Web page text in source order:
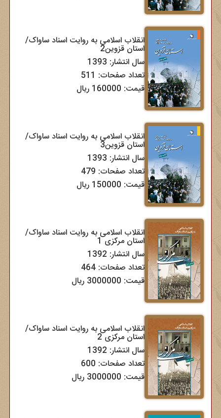
انقلاب اسلامی به روایت اسناد ساواک/
استان قزوین2
سال انتشار: 1393
تعداد صفحات: 511
قیمت: 160000 ریال
انقلاب اسلامی به روایت اسناد ساواک/
استان قزوین3
سال انتشار: 1393
تعداد صفحات: 479
قیمت: 150000 ریال
انقلاب اسلامی به روایت اسناد ساواک/
استان مرکزی 1
سال انتشار: 1392
تعداد صفحات: 464
قیمت: 3000000 ریال
انقلاب اسلامی به روایت اسناد ساواک/
استان مرکزی 2
سال انتشار: 1392
تعداد صفحات: 600
قیمت: 3000000 ریال